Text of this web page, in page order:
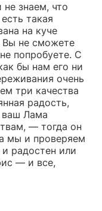
знаем, что
такая
на куче
Вы не сможете
попробуете. С
бы нам его ни
очень
три качества
радость,
ваш Лама
— тогда он
мы и проверяем
радостен или
— и все,